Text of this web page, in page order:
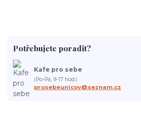
Potřebujete poradit?
Kafe pro sebe
(Po-Pá, 9-17 hod.)
prosebeunicov@seznam.cz